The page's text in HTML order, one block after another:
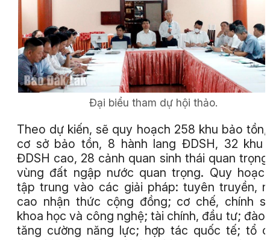
Đại biểu tham dự hội thảo.
Theo dự kiến, sẽ quy hoạch 258 khu bảo tồn,
cơ sở bảo tồn, 8 hành lang ĐDSH, 32 khu
ĐDSH cao, 28 cảnh quan sinh thái quan
vùng đất ngập nước quan trọng. Quy
tập trung vào các giải pháp: tuyên truyền,
cao nhận thức cộng đồng; cơ chế, chính
khoa học và công nghệ; tài chính, đầu tư; đào
tăng cường năng lực; hợp tác quốc tế; tổ